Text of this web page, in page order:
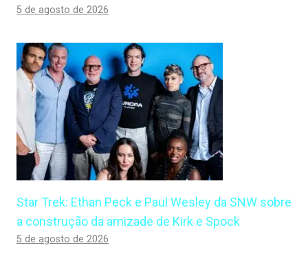
5 de agosto de 2026
Star Trek: Ethan Peck e Paul Wesley da SNW sobre
a construção da amizade de Kirk e Spock
5 de agosto de 2026